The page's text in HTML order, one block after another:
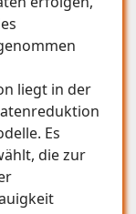
liegt in der
Es
die zur